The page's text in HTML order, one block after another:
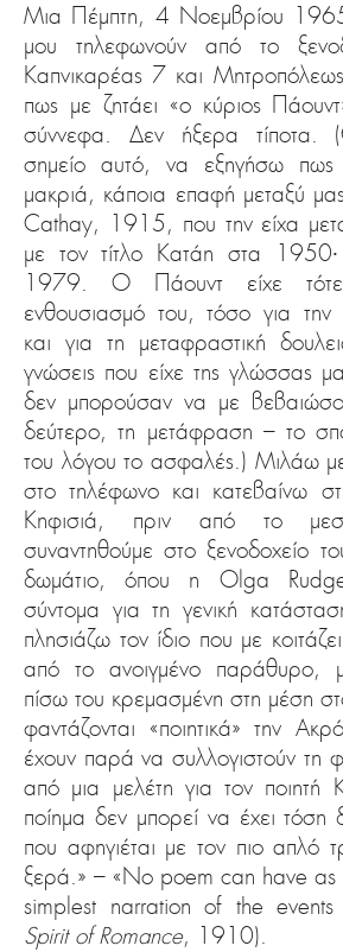
Μια Πέμπτη, 4 Νοεμβρίου
μου τηλεφωνούν από το
Καπνικαρέας 7 και
πως με ζητάει «ο κύριος
σύννεφα. Δεν ήξερα τίποτα.
σημείο αυτό, να εξηγήσω
μακριά, κάποια επαφή μεταξύ
Cathay, 1915, που την είχα
με τον τίτλο Κατάη στα
1979. Ο Πάουντ είχε
ενθουσιασμό του, τόσο για την
και για τη μεταφραστική
γνώσεις που είχε της γλώσσας
δεν μπορούσαν να με
δεύτερο, τη μετάφραση – το
του λόγου το ασφαλές.) Μιλάω
στο τηλέφωνο και κατεβαίνω
Κηφισιά, πριν από το
συναντηθούμε στο ξενοδοχείο
δωμάτιο, όπου η Olga Rudge
σύντομα για τη γενική
πλησιάζω τον ίδιο που με
από το ανοιγμένο παράθυρο,
πίσω του κρεμασμένη στη μέση
φαντάζονται «ποιητικά» την
έχουν παρά να συλλογιστούν τη
από μια μελέτη για τον ποιητή
ποίημα δεν μπορεί να έχει τόση
που αφηγιέται με τον πιο απλό
ξερά.» – «No poem can have as
simplest narration of the events
Spirit of Romance, 1910).